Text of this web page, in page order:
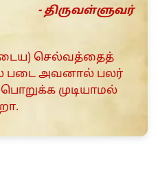
- திருவள்ளுவர்
செல்வத்தைத்
படை அவனால் பலர்
முடியாமல்